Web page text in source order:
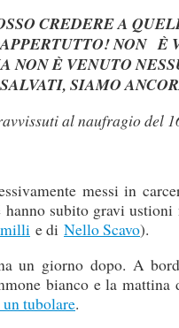
CREDERE A
NON È
NON È VENUTO
SIAMO
al naufragio del
messi in
subito gravi
e di Nello Scavo).
un giorno dopo. A
bianco e la
tubolare.